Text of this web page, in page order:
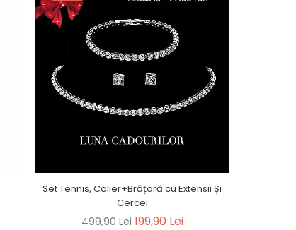
Set Tennis, Colier+Brățară cu Extensii Și
Cercei
499,90 Lei199,90 Lei